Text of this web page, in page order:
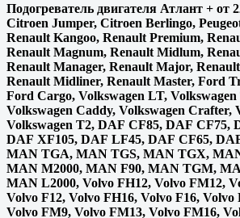
Подогреватель двигателя Атлант + от
Citroen Jumper, Citroen Berlingo,
Renault Kangoo, Renault Premium,
Renault Magnum, Renault Midlum,
Renault Manager, Renault Major,
Renault Midliner, Renault Master, Ford
Ford Cargo, Volkswagen LT,
Volkswagen Caddy, Volkswagen Crafter,
Volkswagen T2, DAF CF85, DAF CF75,
DAF XF105, DAF LF45, DAF CF65,
MAN TGA, MAN TGS, MAN TGX,
MAN M2000, MAN F90, MAN TGM,
MAN L2000, Volvo FH12, Volvo FM12,
Volvo F12, Volvo FH16, Volvo F16, Volvo
Volvo FM9, Volvo FM13, Volvo FM16,